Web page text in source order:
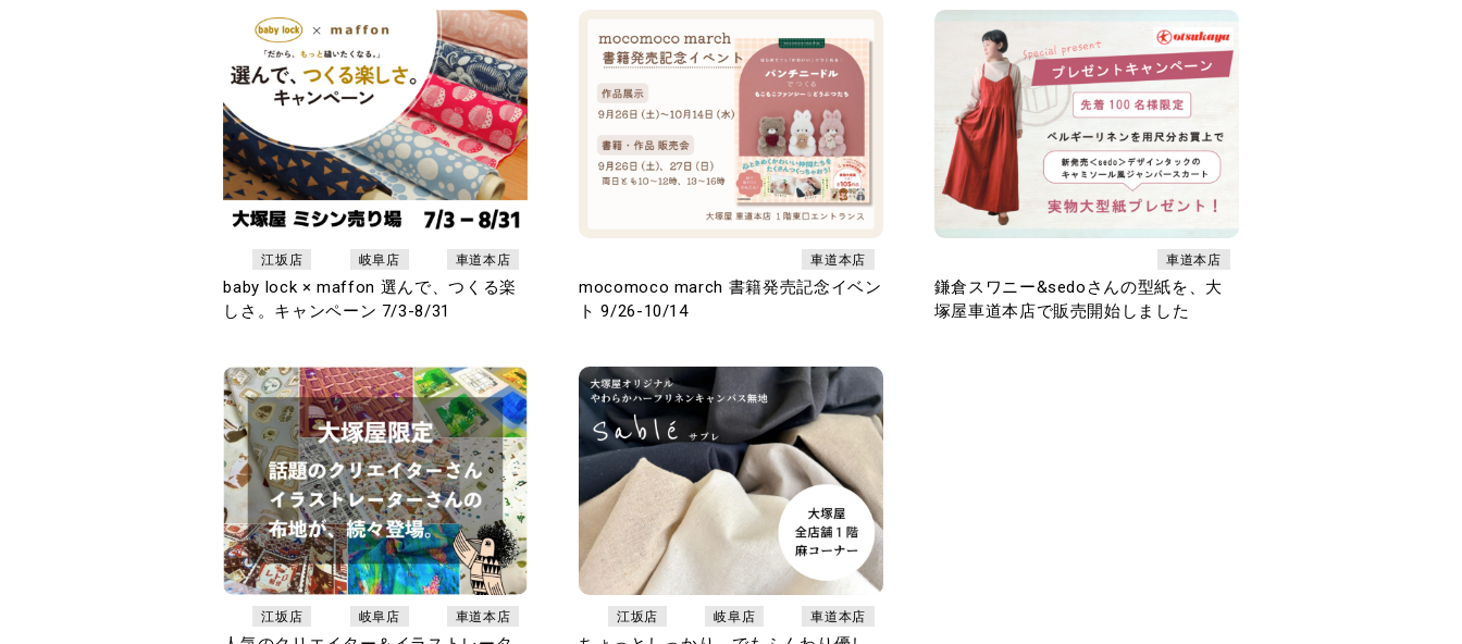
江坂店 岐阜店 車道本店
baby lock × maffon 選んで、つくる楽
しさ。キャンペーン 7/3-8/31
車道本店
mocomoco march 書籍発売記念イベン
ト 9/26-10/14
車道本店
鎌倉スワニー&sedoさんの型紙を、大
塚屋車道本店で販売開始しました
江坂店 岐阜店 車道本店 江坂店 岐阜店 車道本店